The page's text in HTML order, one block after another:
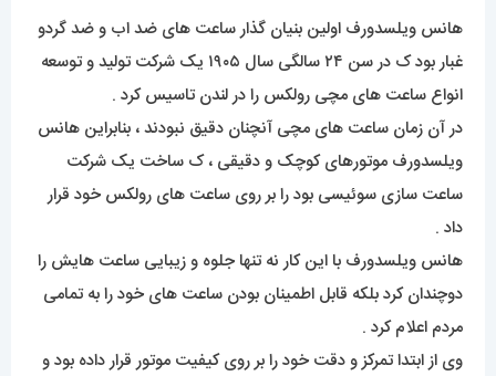
هانس ویلسدورف اولین بنیان گذار ساعت های ضد اب و ضد گردو
غبار بود ک در سن ۲۴ سالگی سال ۱۹۰۵ یک شرکت تولید و توسعه
انواع ساعت های مچی رولکس را در لندن تاسیس کرد .
در آن زمان ساعت های مچی آنچنان دقیق نبودند ، بنابراین هانس
ویلسدورف موتورهای کوچک و دقیقی ، ک ساخت یک شرکت
ساعت سازی سوئیسی بود را بر روی ساعت های رولکس خود قرار
داد .
هانس ویلسدورف با این کار نه تنها جلوه و زیبایی ساعت هایش را
دوچندان کرد بلکه قابل اطمینان بودن ساعت های خود را به تمامی
مردم اعلام کرد .
وی از ابتدا تمرکز و دقت خود را بر روی کیفیت موتور قرار داده بود و